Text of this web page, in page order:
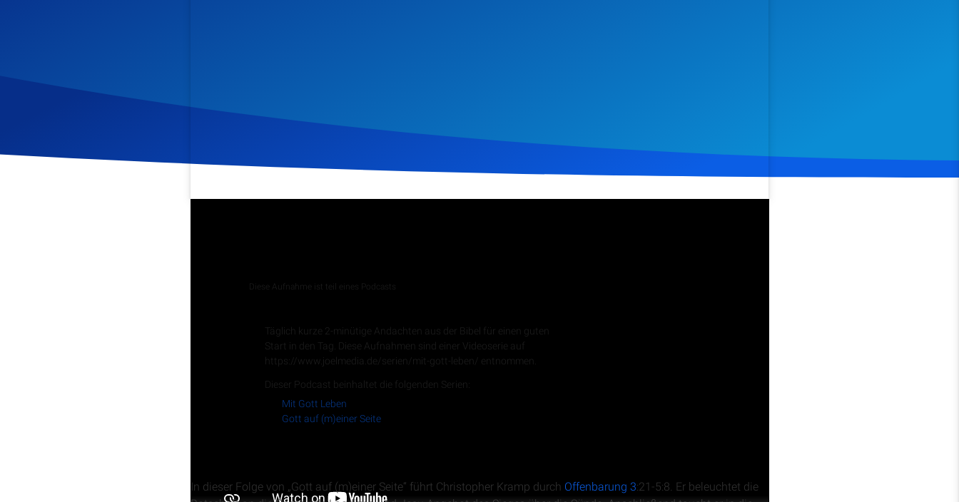
Diese Aufnahme ist teil eines Podcasts
Täglich kurze 2-minütige Andachten aus der Bibel für einen guten
Start in den Tag. Diese Aufnahmen sind einer Videoserie auf
https://www.joelmedia.de/serien/mit-gott-leben/ entnommen.
Dieser Podcast beinhaltet die folgenden Serien:
Mit Gott Leben
Gott auf (m)einer Seite
In dieser Folge von „Gott auf (m)einer Seite“ führt Christopher Kramp durch Offenbarung 3:21-5:8. Er beleuchtet die